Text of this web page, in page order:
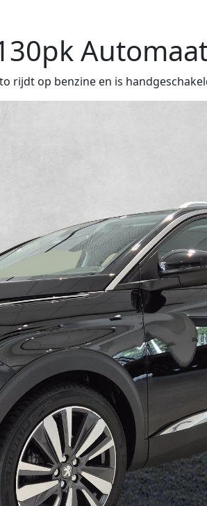
rijdt op benzine en is